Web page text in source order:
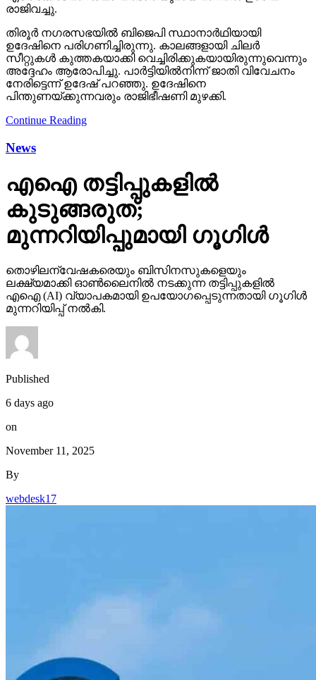
രാജിവച്ചു.
തിരൂര്‍ നഗരസഭയില്‍ ബിജെപി സ്ഥാനാര്‍ഥിയായി
ഉദേഷിനെ പരിഗണിച്ചിരുന്നു. കാലങ്ങളായി ചിലര്‍
സീറ്റുകള്‍ കുത്തകയാക്കി വെച്ചിരിക്കുകയായിരുന്നുവെന്നും
അദ്ദേഹം ആരോപിച്ചു. പാര്‍ട്ടിയില്‍നിന്ന് ജാതി വിവേചനം
നേരിട്ടെന്ന് ഉദേഷ് പറഞ്ഞു. ഉദേഷിനെ
പിന്തുണയ്ക്കുന്നവരും രാജിഭീഷണി മുഴക്കി.
Continue Reading
News
എഐ തട്ടിപ്പുകളില്‍
കുടുങ്ങരുത്;
മുന്നറിയിപ്പുമായി ഗൂഗിള്‍
തൊഴിലന്വേഷകരെയും ബിസിനസുകളെയും
ലക്ഷ്യമാക്കി ഓണ്‍ലൈനില്‍ നടക്കുന്ന തട്ടിപ്പുകളില്‍
എഐ (AI) വ്യാപകമായി ഉപയോഗപ്പെടുന്നതായി ഗൂഗിള്‍
മുന്നറിയിപ്പ് നല്‍കി.
Published
6 days ago
on
November 11, 2025
By
webdesk17